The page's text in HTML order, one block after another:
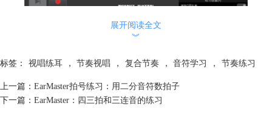
有兴趣的朋友可以打开练习页面中的节拍器设置比较一下各个章节练习下
的节拍器默认速度，我认为这样可以对八六拍的理解更立体一些。
二、节奏视读
展开阅读全文
︾
标签： 视唱练耳 ， 节奏视唱 ， 复合节奏 ， 音符学习 ， 节奏练习
上一篇： EarMaster拍号练习：用二分音符数拍子
下一篇： EarMaster：四三拍和三连音的练习